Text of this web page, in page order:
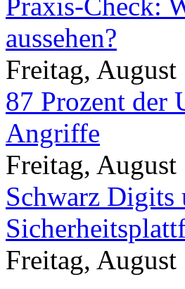
aussehen?
Freitag, August
87 Prozent der
Angriffe
Freitag, August
Schwarz Digits
Freitag, August